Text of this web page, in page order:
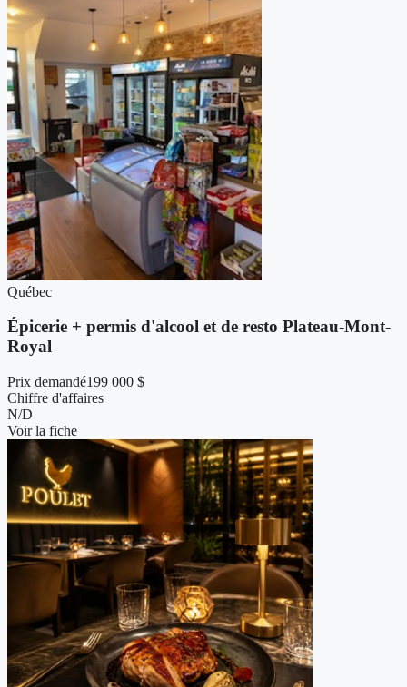
Québec
Épicerie + permis d'alcool et de resto Plateau-Mont-
Royal
Prix demandé199 000 $
Chiffre d'affaires
N/D
Voir la fiche